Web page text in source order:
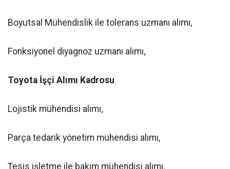
Boyutsal Mühendislik ile tolerans uzmanı alımı,
Fonksiyonel diyagnoz uzmanı alımı,
Toyota İşçi Alımı Kadrosu
Lojistik mühendisi alımı,
Parça tedarik yönetim mühendisi alımı,
Tesis işletme ile bakım mühendisi alımı,